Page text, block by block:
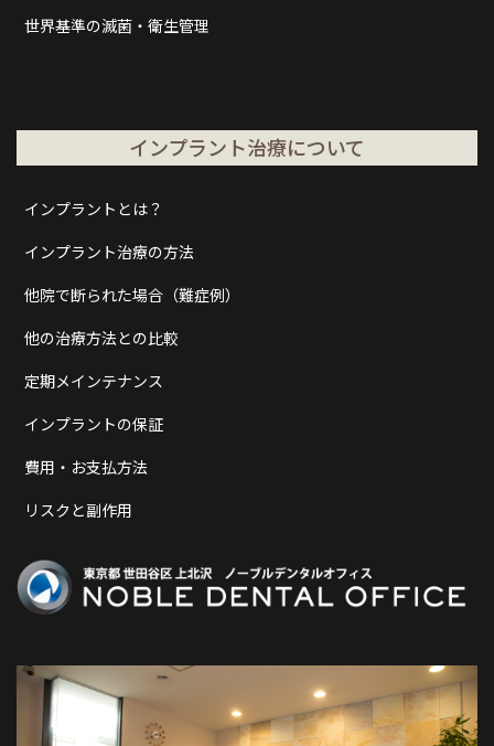
世界基準の滅菌・衛生管理
インプラント治療について
インプラントとは？
インプラント治療の方法
他院で断られた場合（難症例）
他の治療方法との比較
定期メインテナンス
インプラントの保証
費用・お支払方法
リスクと副作用